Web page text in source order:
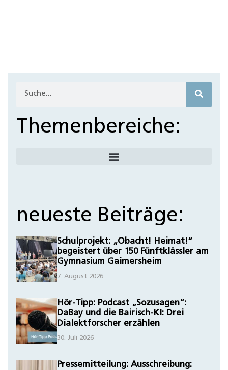
Themenbereiche:
neueste Beiträge:
Schulprojekt: „Obacht! Heimat!“
begeistert über 150 Fünftklässler am
Gymnasium Gaimersheim
7. August 2026
Hör-Tipp: Podcast „Sozusagen“:
DaBay und die Bairisch-KI: Drei
Dialektforscher erzählen
30. Juli 2026
Pressemitteilung: Ausschreibung: